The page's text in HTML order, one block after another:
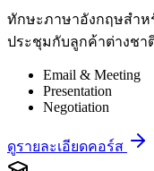
ทักษะภาษาอังกฤษสำห
ประชุมกับลูกค้าต่างชา
Email & Meeting
Presentation
Negotiation
ดูรายละเอียดคอร์ส